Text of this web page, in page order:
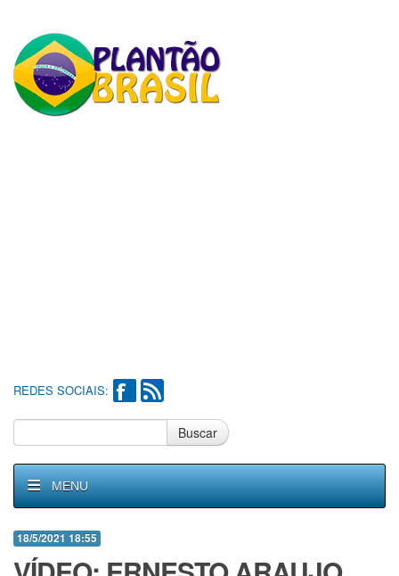
REDES SOCIAIS:
Buscar
MENU
18/5/2021 18:55